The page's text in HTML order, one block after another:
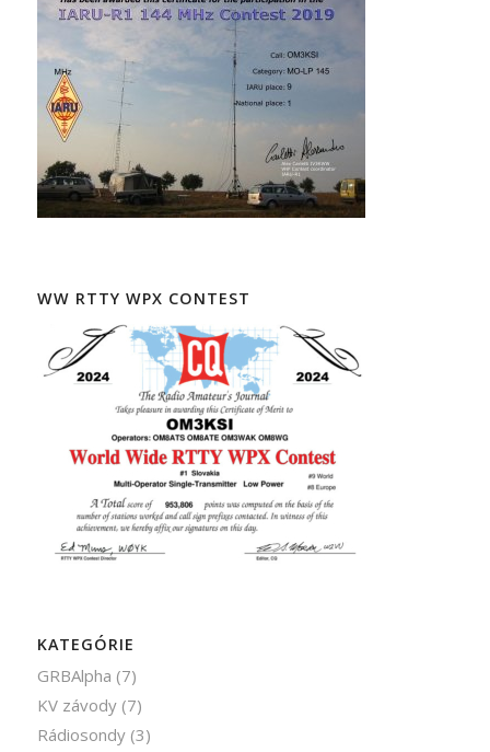
WW RTTY WPX CONTEST
KATEGÓRIE
GRBAlpha (7)
KV závody(7)
Rádiosondy(3)